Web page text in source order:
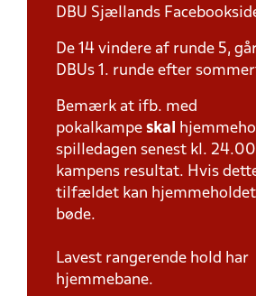
DBU Sjællands
De 14 vindere af runde 5,
DBUs 1. runde efter
Bemærk at ifb. med
pokalkampe skal
spilledagen senest kl.
kampens resultat. Hvis
tilfældet kan
bøde.
Lavest rangerende hold har
hjemmebane.